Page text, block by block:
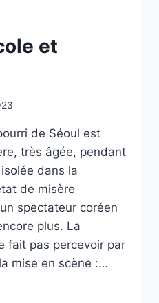
et
de Séoul est
très âgée, pendant
dans la
de misère
spectateur coréen
plus. La
fait pas percevoir par
mise en scène :…